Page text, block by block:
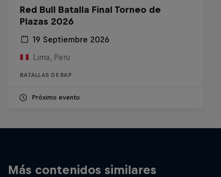
Red Bull Batalla Final Torneo de
Plazas 2026
19 Septiembre 2026
Lima, Peru
BATALLAS DE RAP
Próximo evento
Más contenidos similares